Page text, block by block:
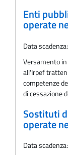
Enti
operate
Data scadenza:
Versamento
all'Irpef
competenze
di cessazione
Sostituti
operate
Data scadenza: